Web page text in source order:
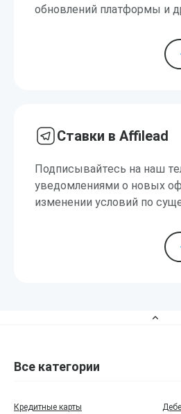
обновлений платформы и
Ставки в Affilead
Подписывайтесь на наш
уведомлениями о новых
изменении условий по
Все категории
Кредитные карты